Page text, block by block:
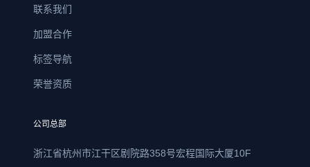
联系我们
加盟合作
标签导航
荣誉资质
公司总部
浙江省杭州市江干区剧院路358号宏程国际大厦10F